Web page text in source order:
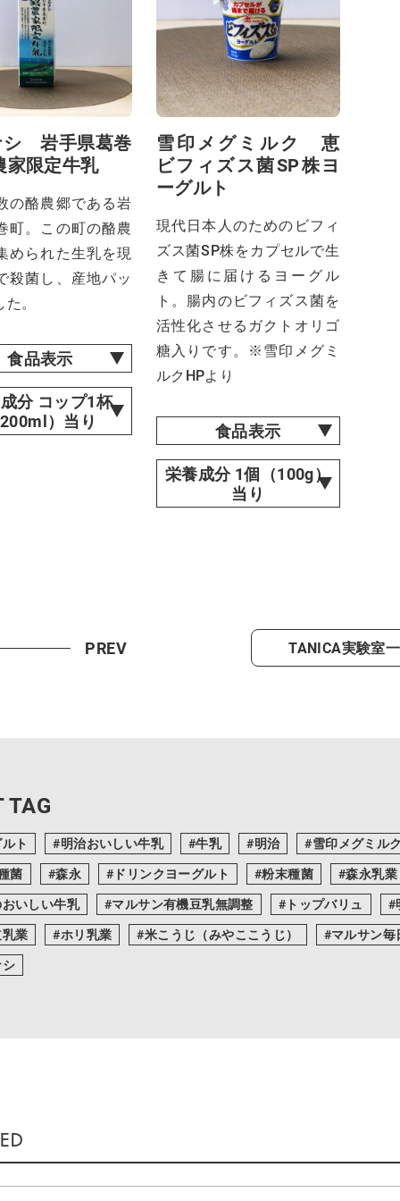
シ 岩手県葛巻
家限定牛乳
の酪農郷である岩
町。この町の酪農
められた生乳を現
殺菌し、産地パッ
。
食品表示
分 コップ1杯
）当り
雪印メグミルク 恵
ビフィズス菌SP株ヨ
ーグルト
現代日本人のためのビフィ
ズス菌SP株をカプセルで生
きて腸に届けるヨーグル
ト。腸内のビフィズス菌を
活性化させるガクトオリゴ
糖入りです。※雪印メグミ
ルクHPより
食品表示
栄養成分 1個（100g）
当り
PREV TANICA実験室
TAG
ト 明治おいしい牛乳 牛乳 明治 雪印メグミルク
菌
森永 ドリンクヨーグルト 粉末種菌 森永乳業
いしい牛乳
マルサン有機豆乳無調整 トップバリュ
業
ホリ乳業 米こうじ（みやここうじ） マルサン